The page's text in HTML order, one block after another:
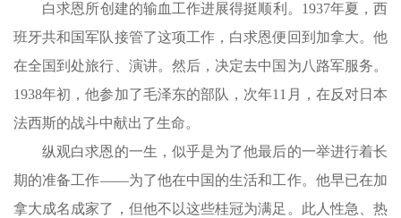
白求恩所创建的输血工作进展得挺顺利。1937年夏，西
班牙共和国军队接管了这项工作，白求恩便回到加拿大。他
在全国到处旅行、演讲。然后，决定去中国为八路军服务。
1938年初，他参加了毛泽东的部队，次年11月，在反对日本
法西斯的战斗中献出了生命。
纵观白求恩的一生，似乎是为了他最后的一举进行着长
期的准备工作——为了他在中国的生活和工作。他早已在加
拿大成名成家了，但他不以这些桂冠为满足。此人性急、热